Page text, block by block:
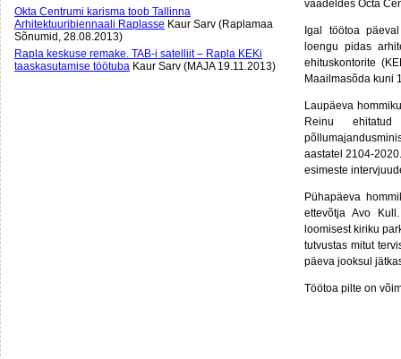
Okta Centrumi karisma toob Tallinna
Arhitektuuribiennaali Raplasse Kaur Sarv (Raplamaa
Sõnumid, 28.08.2013)
Rapla keskuse remake. TAB-i satelliit – Rapla KEKi
taaskasutamise töötuba Kaur Sarv (MAJA 19.11.2013)
vaadeldes Octa
Igal töötoa
loengu pidas
ehituskontorite
Maailmasõda kuni
Laupäeva
Reinu
aastatel 2104-
esimeste
Pühapäeva
ettevõtja Avo
loomisest kiriku
tutvustas mitut
päeva jooksul
Töötoa pilte on